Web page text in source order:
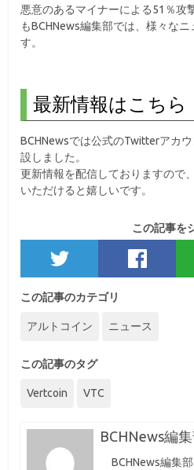
悪意のあるマイナーによる51％攻
もBCHNews編集部では、様々な
す。
最新情報はこちら
BCHNewsでは公式のTwitterアカ
設しました。
更新情報を配信しておりますので
いただけると嬉しいです。
この記事を
この記事のカテゴリ
アルトコイン ニュース
この記事のタグ
Vertcoin VTC
BCHNews編
BCHNews編集部